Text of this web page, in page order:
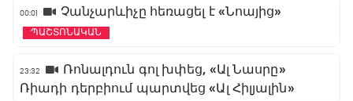
00:01 Չանչարևիչը հեռացել է «Նոայից»
ՊԱՇՏՈՆԱԿԱՆ
23:32
Ռոնալդուն գոլ խփեց, «Ալ Նասրը»
Ռիադի դերբիում պարտվեց «Ալ Հիլյալին»